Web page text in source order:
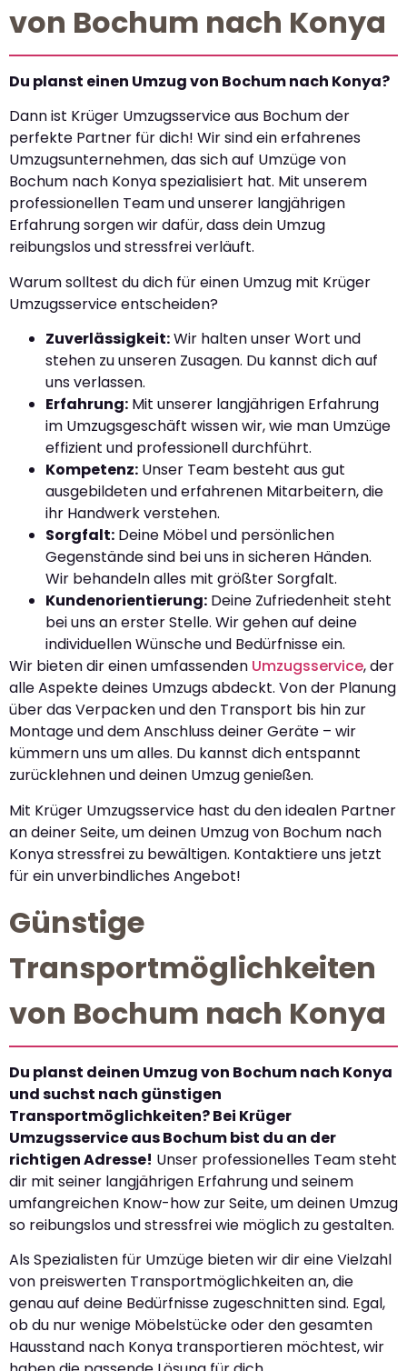
von Bochum nach Konya
Du planst einen Umzug von Bochum nach Konya?
Dann ist Krüger Umzugsservice aus Bochum der
perfekte Partner für dich! Wir sind ein erfahrenes
Umzugsunternehmen, das sich auf Umzüge von
Bochum nach Konya spezialisiert hat. Mit unserem
professionellen Team und unserer langjährigen
Erfahrung sorgen wir dafür, dass dein Umzug
reibungslos und stressfrei verläuft.
Warum solltest du dich für einen Umzug mit Krüger
Umzugsservice entscheiden?
Zuverlässigkeit:Wir halten unser Wort und
stehen zu unseren Zusagen. Du kannst dich auf
uns verlassen.
Erfahrung: Mit unserer langjährigen Erfahrung
im Umzugsgeschäft wissen wir, wie man Umzüge
effizient und professionell durchführt.
Kompetenz: Unser Team besteht aus gut
ausgebildeten und erfahrenen Mitarbeitern, die
ihr Handwerk verstehen.
Sorgfalt: Deine Möbel und persönlichen
Gegenstände sind bei uns in sicheren Händen.
Wir behandeln alles mit größter Sorgfalt.
Kundenorientierung: Deine Zufriedenheit steht
bei uns an erster Stelle. Wir gehen auf deine
individuellen Wünsche und Bedürfnisse ein.
Wir bieten dir einen umfassenden Umzugsservice, der
alle Aspekte deines Umzugs abdeckt. Von der Planung
über das Verpacken und den Transport bis hin zur
Montage und dem Anschluss deiner Geräte – wir
kümmern uns um alles. Du kannst dich entspannt
zurücklehnen und deinen Umzug genießen.
Mit Krüger Umzugsservice hast du den idealen Partner
an deiner Seite, um deinen Umzug von Bochum nach
Konya stressfrei zu bewältigen. Kontaktiere uns jetzt
für ein unverbindliches Angebot!
Günstige
Transportmöglichkeiten
von Bochum nach Konya
Du planst deinen Umzug von Bochum nach Konya
und suchst nach günstigen
Transportmöglichkeiten? Bei Krüger
Umzugsservice aus Bochum bist du an der
richtigen Adresse! Unser professionelles Team steht
dir mit seiner langjährigen Erfahrung und seinem
umfangreichen Know-how zur Seite, um deinen Umzug
so reibungslos und stressfrei wie möglich zu gestalten.
Als Spezialisten für Umzüge bieten wir dir eine Vielzahl
von preiswerten Transportmöglichkeiten an, die
genau auf deine Bedürfnisse zugeschnitten sind. Egal,
ob du nur wenige Möbelstücke oder den gesamten
Hausstand nach Konya transportieren möchtest, wir